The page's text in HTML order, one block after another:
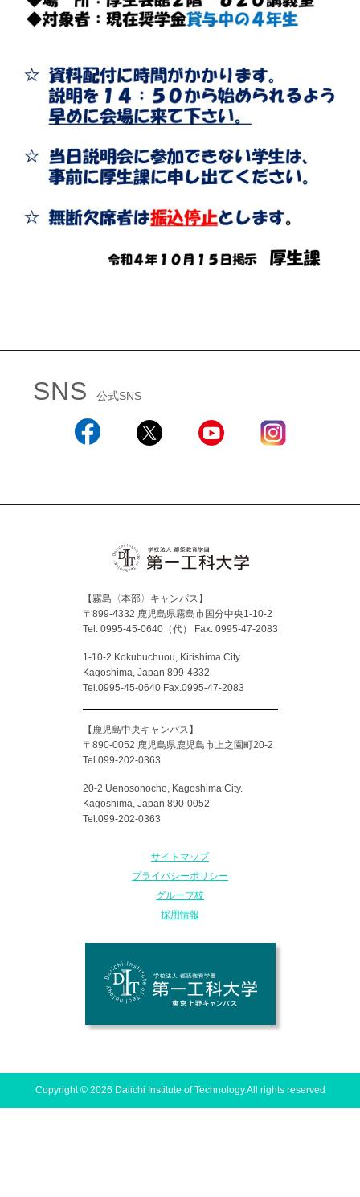
SNS 公式SNS
【霧島〈本部〉キャンパス】
〒899-4332 鹿児島県霧島市国分中央1-10-2
Tel. 0995-45-0640（代）
Fax. 0995-47-2083
1-10-2 Kokubuchuou, Kirishima City.
Kagoshima, Japan 899-4332
Tel.0995-45-0640 Fax.0995-47-2083
【鹿児島中央キャンパス】
〒890-0052 鹿児島県鹿児島市上之園町20-2
Tel.099-202-0363
20-2 Uenosonocho, Kagoshima City.
Kagoshima, Japan 890-0052
Tel.099-202-0363
サイトマップ
プライバシーポリシー
グループ校
採用情報
Copyright © 2026 Daiichi Institute of Technology.All rights reserved